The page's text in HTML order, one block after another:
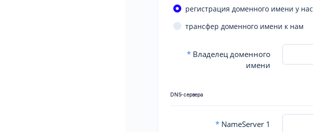
регистрация доменного имени у нас
трансфер доменного имени к нам
* Владелец доменного
имени
DNS-сервера
* NameServer 1